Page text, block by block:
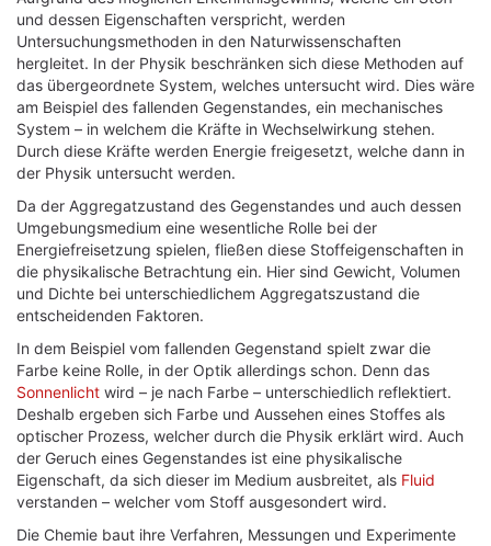
und dessen Eigenschaften verspricht, werden
Untersuchungsmethoden in den Naturwissenschaften
hergleitet. In der Physik beschränken sich diese Methoden auf
das übergeordnete System, welches untersucht wird. Dies wäre
am Beispiel des fallenden Gegenstandes, ein mechanisches
System – in welchem die Kräfte in Wechselwirkung stehen.
Durch diese Kräfte werden Energie freigesetzt, welche dann in
der Physik untersucht werden.
Da der Aggregatzustand des Gegenstandes und auch dessen
Umgebungsmedium eine wesentliche Rolle bei der
Energiefreisetzung spielen, fließen diese Stoffeigenschaften in
die physikalische Betrachtung ein. Hier sind Gewicht, Volumen
und Dichte bei unterschiedlichem Aggregatszustand die
entscheidenden Faktoren.
In dem Beispiel vom fallenden Gegenstand spielt zwar die
Farbe keine Rolle, in der Optik allerdings schon. Denn das
Sonnenlicht wird – je nach Farbe – unterschiedlich reflektiert.
Deshalb ergeben sich Farbe und Aussehen eines Stoffes als
optischer Prozess, welcher durch die Physik erklärt wird. Auch
der Geruch eines Gegenstandes ist eine physikalische
Eigenschaft, da sich dieser im Medium ausbreitet, als Fluid
verstanden – welcher vom Stoff ausgesondert wird.
Die Chemie baut ihre Verfahren, Messungen und Experimente